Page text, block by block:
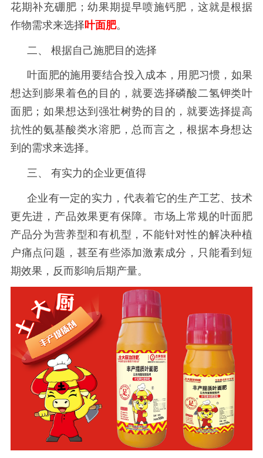
花期补充硼肥；幼果期提早喷施钙肥，这就是根据
作物需求来选择 叶面肥。
二、 根据自己施肥目的选择
叶面肥的施用要结合投入成本，用肥习惯，如果
想达到膨果着色的目的，就要选择磷酸二氢钾类叶
面肥；如果想达到强壮树势的目的，就要选择提高
抗性的氨基酸类水溶肥，总而言之，根据本身想达
到的需求来选择。
三、 有实力的企业更值得
企业有一定的实力，代表着它的生产工艺、技术
更先进，产品效果更有保障。市场上常规的叶面肥
产品分为营养型和有机型，不能针对性的解决种植
户痛点问题，甚至有些添加激素成分，只能看到短
期效果，反而影响后期产量。